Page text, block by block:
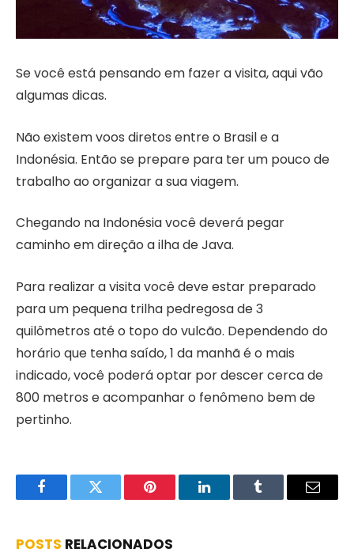
Se você está pensando em fazer a visita, aqui vão
algumas dicas.
Não existem voos diretos entre o Brasil e a
Indonésia. Então se prepare para ter um pouco de
trabalho ao organizar a sua viagem.
Chegando na Indonésia você deverá pegar
caminho em direção a ilha de Java.
Para realizar a visita você deve estar preparado
para um pequena trilha pedregosa de 3
quilômetros até o topo do vulcão. Dependendo do
horário que tenha saído, 1 da manhã é o mais
indicado, você poderá optar por descer cerca de
800 metros e acompanhar o fenômeno bem de
pertinho.
FacebookTwitter Pinterest LinkedInTumblr Email
POSTS RELACIONADOS